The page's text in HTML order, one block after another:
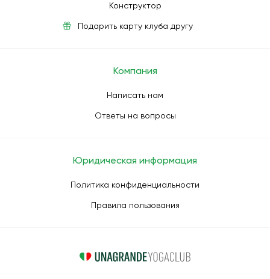
Конструктор
Подарить карту клуба другу
Компания
Написать нам
Ответы на вопросы
Юридическая информация
Политика конфиденциальности
Правила пользования